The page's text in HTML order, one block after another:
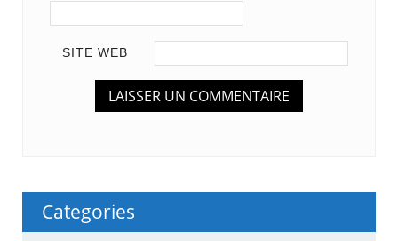
SITE WEB
Categories